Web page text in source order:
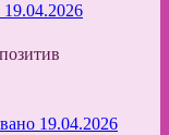
19.04.2026